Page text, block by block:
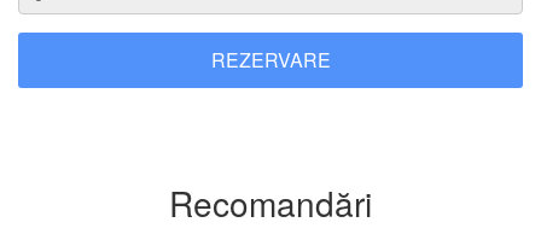
REZERVARE
Recomandări